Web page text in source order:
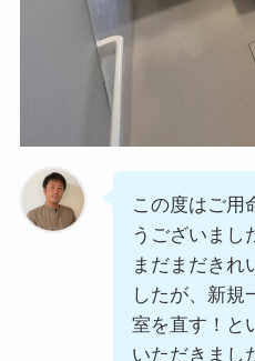
この度はご用
うございまし
まだまだきれ
したが、新規
室を直す！と
いただきまし